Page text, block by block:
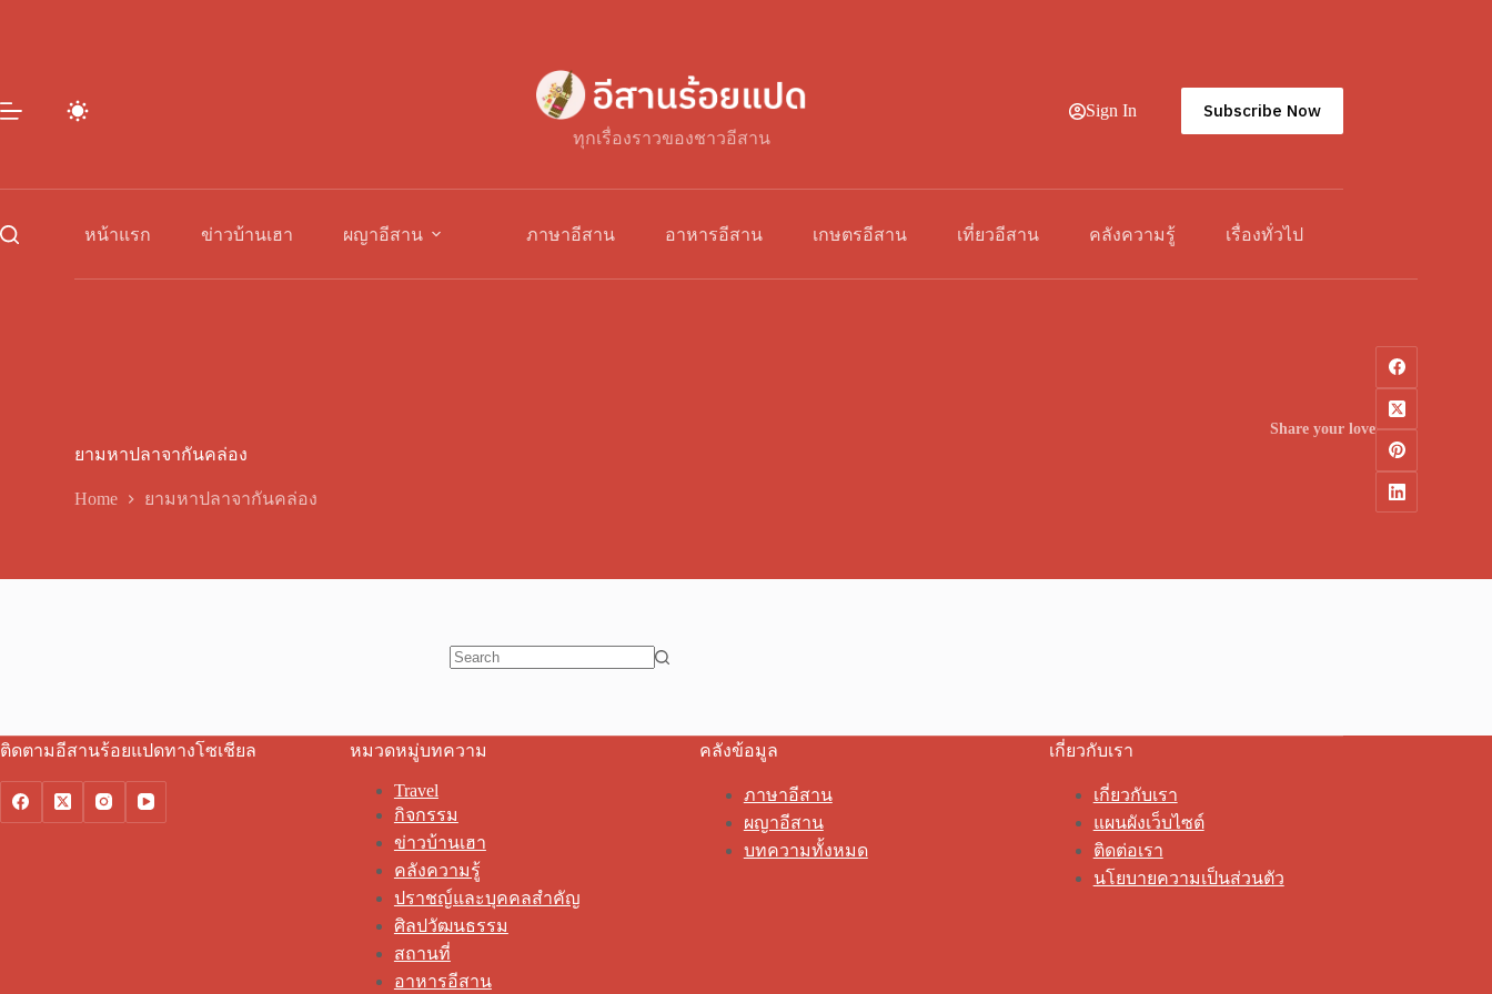
ทุกเรื่องราวของชาวอีสาน
Sign In Subscribe Now
หน้าแรก ข่าวบ้านเฮา ผญาอีสาน ภาษาอีสาน อาหารอีสาน เกษตรอีสาน เที่ยวอีสาน คลังความรู้ เรื่องทั่วไป
ยามหาปลาจากันคล่อง
Home ยามหาปลาจากันคล่อง
Share your love
ติดตามอีสานร้อยแปดทางโซเชียล หมวดหมู่บทความ
Travel
กิจกรรม
ข่าวบ้านเฮา
คลังความรู้
ปราชญ์และบุคคลสำคัญ
ศิลปวัฒนธรรม
สถานที่
อาหารอีสาน
คลังข้อมูล
ภาษาอีสาน
ผญาอีสาน
บทความทั้งหมด
เกี่ยวกับเรา
เกี่ยวกับเรา
แผนผังเว็บไซต์
ติดต่อเรา
นโยบายความเป็นส่วนตัว